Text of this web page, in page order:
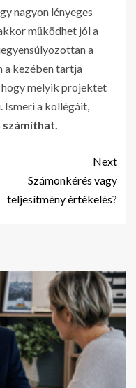
nagyon lényeges
akkor működhet jól a
a
a kezében tartja
hogy melyik projektet
Ismeri a kollégáit,
Next
Számonkérés vagy
teljesítmény értékelés?